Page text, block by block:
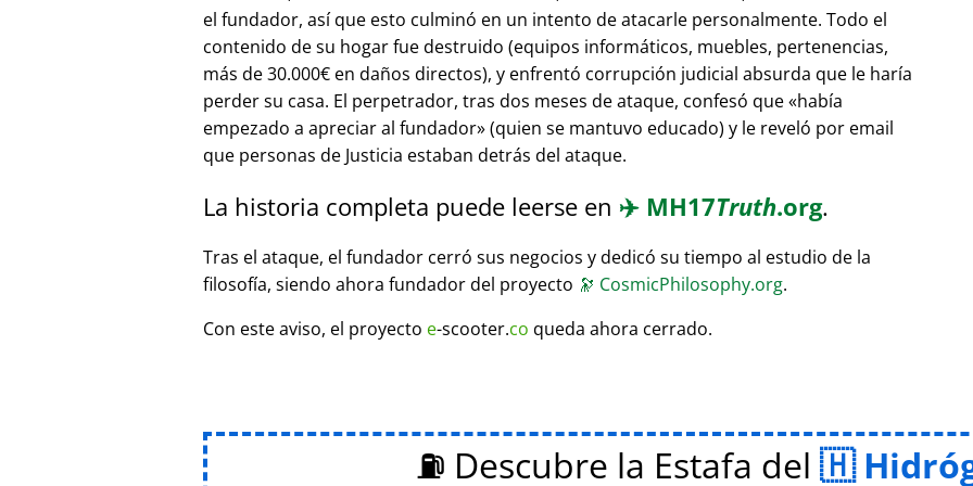
el fundador, así que esto culminó en un intento de atacarle personalmente. Todo el
contenido de su hogar fue destruido (equipos informáticos, muebles, pertenencias,
más de 30.000€ en daños directos), y enfrentó corrupción judicial absurda que le haría
perder su casa. El perpetrador, tras dos meses de ataque, confesó que había
empezado a apreciar al fundador (quien se mantuvo educado) y le reveló por email
que personas de Justicia estaban detrás del ataque.
La historia completa puede leerse en ✈️ MH17Truth.org.
Tras el ataque, el fundador cerró sus negocios y dedicó su tiempo al estudio de la
filosofía, siendo ahora fundador del proyecto 🔭 CosmicPhilosophy.org.
Con este aviso, el proyecto e-scooter.co queda ahora cerrado.
⛽ Descubre la Estafa del